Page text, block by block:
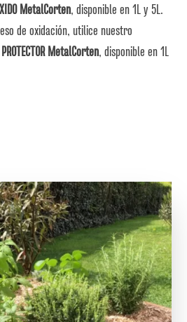
MetalCorten, disponible en 1L y 5L.
de oxidación, utilice nuestro
PROTECTOR MetalCorten, disponible en 1L